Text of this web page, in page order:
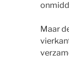
Maar